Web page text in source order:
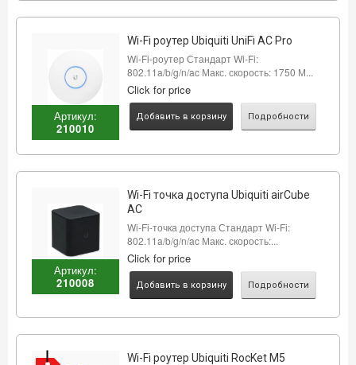
Артикул:
210010
Wi-Fi роутер Ubiquiti UniFi AC Pro
Wi-Fi-роутер Стандарт Wi-Fi:
802.11a/b/g/n/ac Макс. скорость: 1750 М...
Click for price
Добавить в корзину Подробности
Артикул:
210008
Wi-Fi точка доступа Ubiquiti airCube
AC
Wi-Fi-точка доступа Стандарт Wi-Fi:
802.11a/b/g/n/ac Макс. скорость:...
Click for price
Добавить в корзину Подробности
Wi-Fi роутер Ubiquiti RocKet M5